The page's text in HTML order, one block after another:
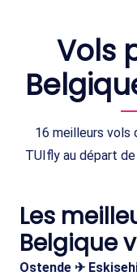
Vols
16 meilleurs vols
TUIfly au départ
Les
Belgique
Ostende ✈